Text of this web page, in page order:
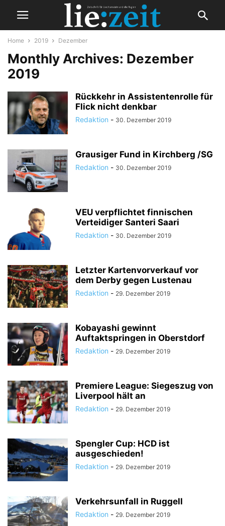
Home 2019 Dezember
Monthly Archives: Dezember
2019
Rückkehr in Assistentenrolle für
Flick nicht denkbar
Redaktion - 30. Dezember 2019
Grausiger Fund in Kirchberg /SG
Redaktion - 30. Dezember 2019
VEU verpflichtet finnischen
Verteidiger Santeri Saari
Redaktion - 30. Dezember 2019
Letzter Kartenvorverkauf vor
dem Derby gegen Lustenau
Redaktion - 29. Dezember 2019
Kobayashi gewinnt
Auftaktspringen in Oberstdorf
Redaktion - 29. Dezember 2019
Premiere League: Siegeszug von
Liverpool hält an
Redaktion - 29. Dezember 2019
Spengler Cup: HCD ist
ausgeschieden!
Redaktion - 29. Dezember 2019
Verkehrsunfall in Ruggell
Redaktion - 29. Dezember 2019